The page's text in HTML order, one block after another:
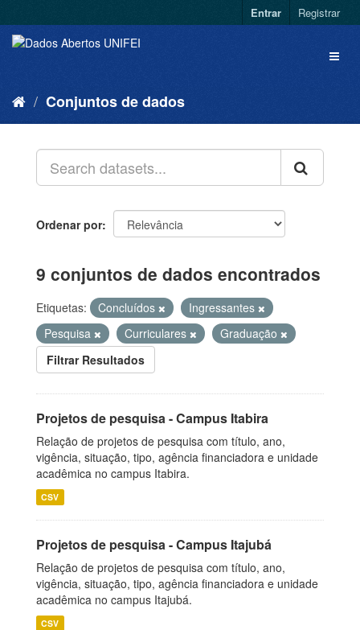
Entrar Registrar
Conjuntos de dados
Ordenar por
9 conjuntos de dados encontrados
Etiquetas: Concluídos
Ingressantes
Pesquisa
Curriculares
Graduação
Filtrar Resultados
Projetos de pesquisa - Campus Itabira
Relação de projetos de pesquisa com título, ano,
vigência, situação, tipo, agência financiadora e unidade
acadêmica no campus Itabira.
CSV
Projetos de pesquisa - Campus Itajubá
Relação de projetos de pesquisa com título, ano,
vigência, situação, tipo, agência financiadora e unidade
acadêmica no campus Itajubá.
CSV